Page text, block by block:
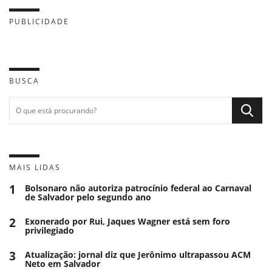
PUBLICIDADE
BUSCA
MAIS LIDAS
1 Bolsonaro não autoriza patrocínio federal ao Carnaval
de Salvador pelo segundo ano
2 Exonerado por Rui, Jaques Wagner está sem foro
privilegiado
3 Atualização: jornal diz que Jerônimo ultrapassou ACM
Neto em Salvador